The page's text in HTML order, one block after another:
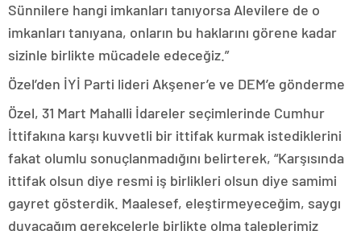
Sünnilere hangi imkanları tanıyorsa Alevilere de o
imkanları tanıyana, onların bu haklarını görene kadar
sizinle birlikte mücadele edeceğiz.”
Özel’den İYİ Parti lideri Akşener’e ve DEM’e gönderme
Özel, 31 Mart Mahalli İdareler seçimlerinde Cumhur
İttifakına karşı kuvvetli bir ittifak kurmak istediklerini
fakat olumlu sonuçlanmadığını belirterek, “Karşısında
ittifak olsun diye resmi iş birlikleri olsun diye samimi
gayret gösterdik. Maalesef, eleştirmeyeceğim, saygı
duyacağım gerekçelerle birlikte olma taleplerimiz